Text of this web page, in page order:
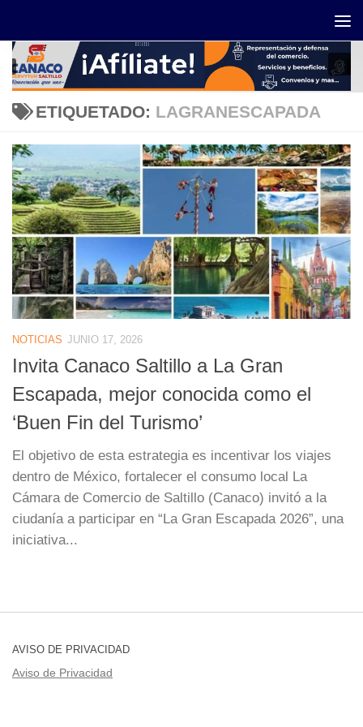
ETIQUETADO: LAGRANESCAPADA
NOTICIAS JUNIO 17, 2026
Invita Canaco Saltillo a La Gran
Escapada, mejor conocida como el
‘Buen Fin del Turismo’
El objetivo de esta estrategia es incentivar los viajes
dentro de México, fortalecer el consumo local La
Cámara de Comercio de Saltillo (Canaco) invitó a la
ciudanía a participar en “La Gran Escapada 2026”, una
iniciativa...
AVISO DE PRIVACIDAD
Aviso de Privacidad